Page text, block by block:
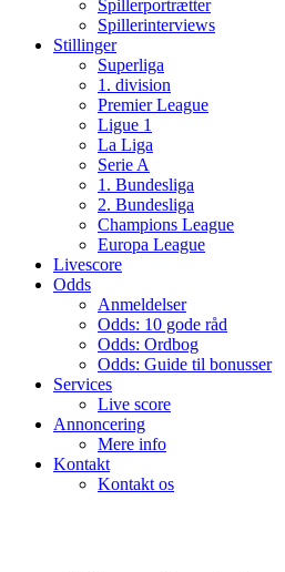
Spillerportrætter
Spillerinterviews
Stillinger
Superliga
1. division
Premier League
Ligue 1
La Liga
Serie A
1. Bundesliga
2. Bundesliga
Champions League
Europa League
Livescore
Odds
Anmeldelser
Odds: 10 gode råd
Odds: Ordbog
Odds: Guide til bonusser
Services
Live score
Annoncering
Mere info
Kontakt
Kontakt os